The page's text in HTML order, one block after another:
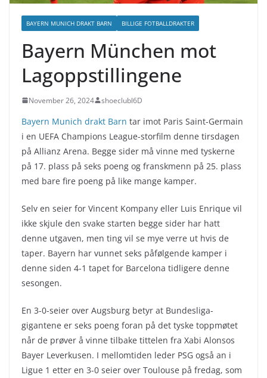
BAYERN MUNICH DRAKT BARN BILLIGE FOTBALLDRAKTER
Bayern München mot
Lagoppstillingene
November 26, 2024 shoeclubl6D
Bayern Munich drakt Barn tar imot Paris Saint-Germain
i en UEFA Champions League-storfilm denne tirsdagen
på Allianz Arena. Begge sider må vinne med tyskerne
på 17. plass på seks poeng og franskmenn på 25. plass
med bare fire poeng på like mange kamper.
Selv en seier for Vincent Kompany eller Luis Enrique vil
ikke skjule den svake starten begge sider har hatt
denne utgaven, men ting vil se mye verre ut hvis de
taper. Bayern har vunnet seks påfølgende kamper i
denne siden 4-1 tapet for Barcelona tidligere denne
sesongen.
En 3-0-seier over Augsburg betyr at Bundesliga-
gigantene er seks poeng foran på det tyske toppmøtet
når de prøver å vinne tilbake tittelen fra Xabi Alonsos
Bayer Leverkusen. I mellomtiden leder PSG også an i
Ligue 1 etter en 3-0 seier over Toulouse på fredag, som